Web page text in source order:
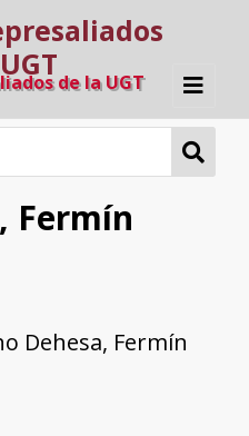
de la UGT
Fermín
Dehesa, Fermín